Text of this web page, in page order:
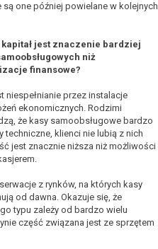
one później powielane w kolejnych
jest znaczenie bardziej
niż
finansowe?
niespełnianie przez instalacje
ekonomicznych. Rodzimi
że kasy samoobsługowe bardzo
klienci nie lubią z nich
jest znacznie niższa niż możliwości
z rynków, na których kasy
od dawna. Okazuje się, że
typu zależy od bardzo wielu
część związana jest ze sprzętem